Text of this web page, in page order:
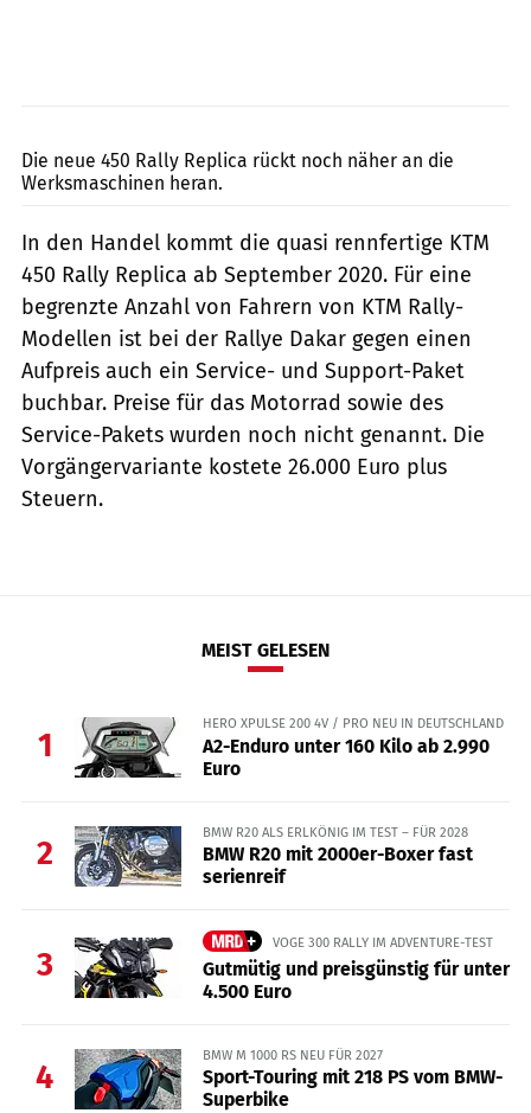
Die neue 450 Rally Replica rückt noch näher an die
Werksmaschinen heran.
In den Handel kommt die quasi rennfertige KTM
450 Rally Replica ab September 2020. Für eine
begrenzte Anzahl von Fahrern von KTM Rally-
Modellen ist bei der Rallye Dakar gegen einen
Aufpreis auch ein Service- und Support-Paket
buchbar. Preise für das Motorrad sowie des
Service-Pakets wurden noch nicht genannt. Die
Vorgängervariante kostete 26.000 Euro plus
Steuern.
MEIST GELESEN
1
HERO XPULSE 200 4V / PRO NEU IN DEUTSCHLAND
A2-Enduro unter 160 Kilo ab 2.990
Euro
2
BMW R20 ALS ERLKÖNIG IM TEST – FÜR 2028
BMW R20 mit 2000er-Boxer fast
serienreif
3
VOGE 300 RALLY IM ADVENTURE-TEST
Gutmütig und preisgünstig für unter
4.500 Euro
4
BMW M 1000 RS NEU FÜR 2027
Sport-Touring mit 218 PS vom BMW-
Superbike